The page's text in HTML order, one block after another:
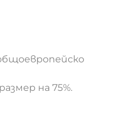
на 75%.